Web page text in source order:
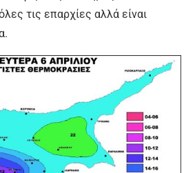
τις επαρχίες αλλά είναι